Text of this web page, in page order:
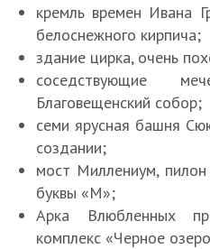
кремль времен Ивана
белоснежного кирпича;
здание цирка, очень
соседствующие
Благовещенский собор;
семи ярусная башня
создании;
мост Миллениум,
буквы «М»;
Арка Влюбленных
комплекс «Черное